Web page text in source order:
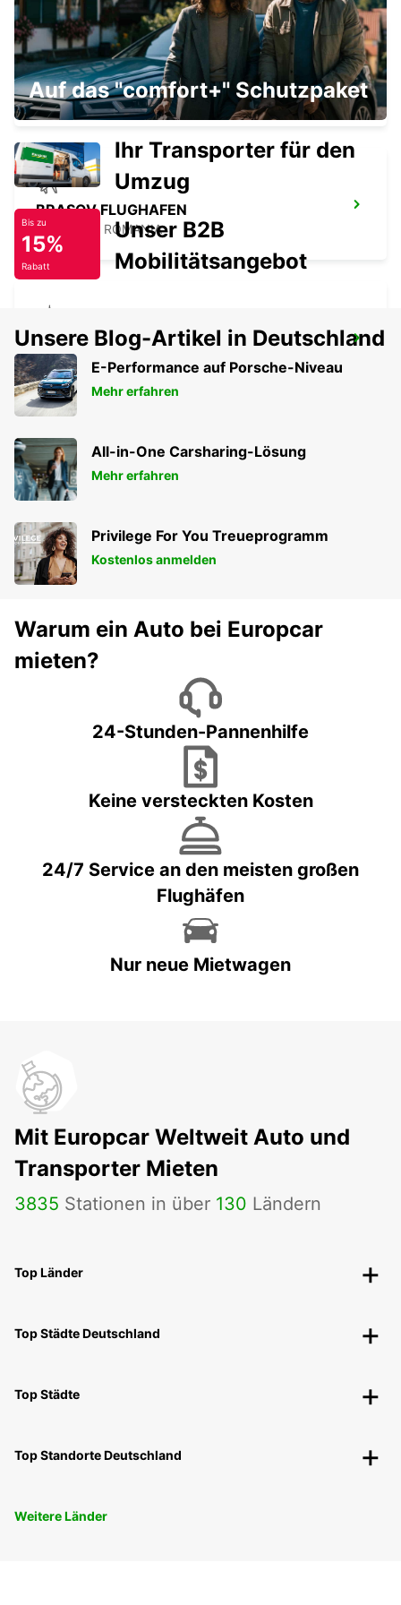
SOFIA HEAD OFFICE
SOFIA - BULGARIA
BRASOV FLUGHAFEN
GHIMBAV - ROMANIA
BRASOV INNENSTADT
BRASOV - ROMANIA
Auf das "comfort+" Schutzpaket
Ihr Transporter für den
Umzug
Bis zu
15%
Rabatt
Unser B2B
Mobilitätsangebot
Unsere Blog-Artikel in Deutschland
E-Performance auf Porsche-Niveau
Mehr erfahren
All-in-One Carsharing-Lösung
Mehr erfahren
Privilege For You Treueprogramm
Kostenlos anmelden
Warum ein Auto bei Europcar
mieten?
24-Stunden-Pannenhilfe
Keine versteckten Kosten
24/7 Service an den meisten großen
Flughäfen
Nur neue Mietwagen
Mit Europcar Weltweit Auto und
Transporter Mieten
3835 Stationen in über 130 Ländern
Top Länder
Top Städte Deutschland
Top Städte
Top Standorte Deutschland
Weitere Länder